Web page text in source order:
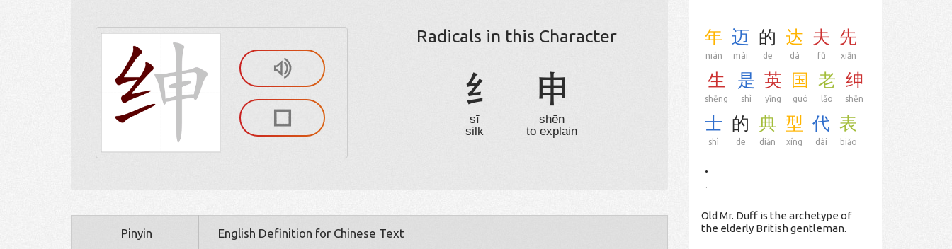
Radicals in this Character
纟
sī
silk
申
shēn
to explain
Pinyin English Definition for Chinese Text
年
nián
迈
mài
的
de
达
dá
夫
fū
先
xiān
生
shēng
是
shì
英
yīng
国
guó
老
lǎo
绅
shēn
士
shì
的
de
典
diǎn
型
xíng
代
dài
表
biǎo
.
.
Old Mr. Duff is the archetype of
the elderly British gentleman.